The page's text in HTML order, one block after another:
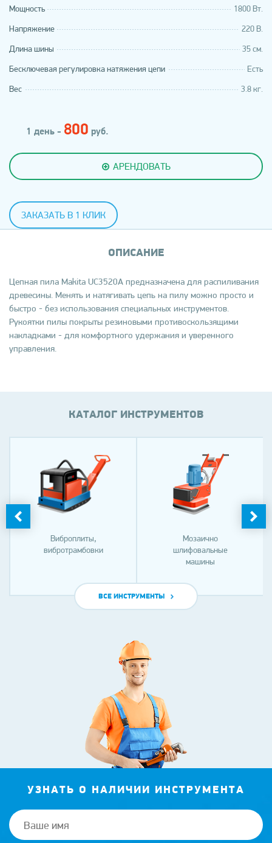
Мощность 1800 Вт.
Напряжение 220 В.
Длина шины 35 см.
Бесключевая регулировка натяжения цепи Есть
Вес 3.8 кг.
1 день - 800 руб.
АРЕНДОВАТЬ
ЗАКАЗАТЬ В 1 КЛИК
ОПИСАНИЕ
Цепная пила Makita UC3520A предназначена для распиливания
древесины. Менять и натягивать цепь на пилу можно просто и
быстро - без использования специальных инструментов.
Рукоятки пилы покрыты резиновыми противоскользящими
накладками - для комфортного удержания и уверенного
управления.
КАТАЛОГ ИНСТРУМЕНТОВ
Виброплиты,
вибротрамбовки
Мозаично
шлифовальные
машины
ВСЕ ИНСТРУМЕНТЫ
УЗНАТЬ О НАЛИЧИИ ИНСТРУМЕНТА